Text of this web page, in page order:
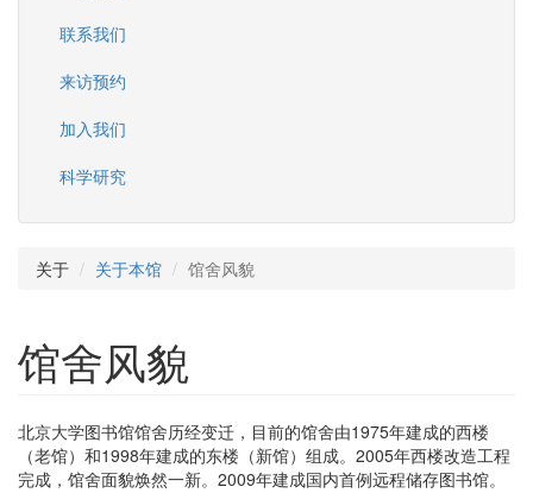
联系我们
来访预约
加入我们
科学研究
关于 关于本馆 馆舍风貌
馆舍风貌
北京大学图书馆馆舍历经变迁，目前的馆舍由1975年建成的西楼
（老馆）和1998年建成的东楼（新馆）组成。2005年西楼改造工程
完成，馆舍面貌焕然一新。2009年建成国内首例远程储存图书馆。